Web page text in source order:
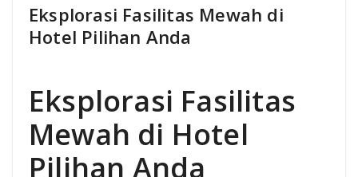
Eksplorasi Fasilitas Mewah di
Hotel Pilihan Anda
Eksplorasi Fasilitas
Mewah di Hotel
Pilihan Anda